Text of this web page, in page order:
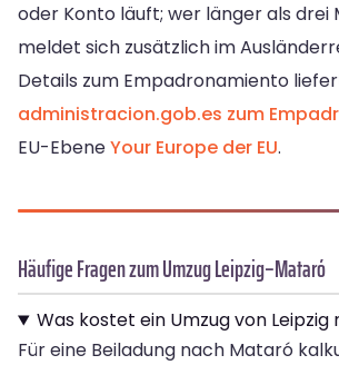
oder Konto läuft; wer länger als drei
meldet sich zusätzlich im
Details zum Empadronamiento
administracion.gob.es zum
EU-EbeneYour Europe der EU.
Häufige Fragen zum Umzug Leipzig–Mataró
Was kostet ein Umzug von
Für eine Beiladung nach Mataró